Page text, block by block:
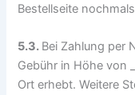
Bestellseite
5.3. Bei Zahlung per
Gebühr in Höhe von
Ort erhebt. Weitere